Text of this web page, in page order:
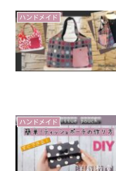
ハンドメイド
ハンドメイド